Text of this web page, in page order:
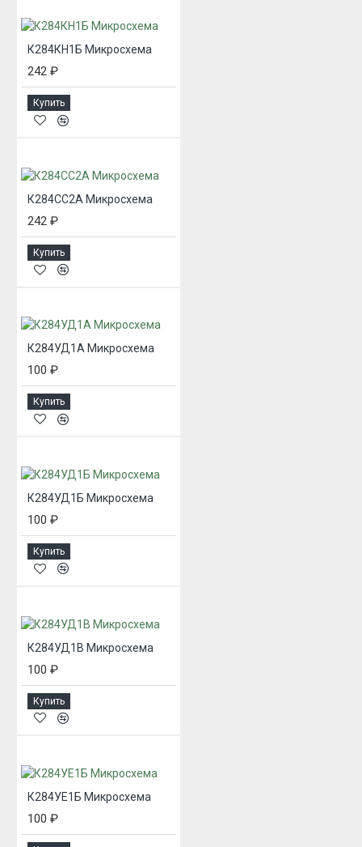
К284КН1Б Микросхема
242 ₽
Купить
К284СС2А Микросхема
242 ₽
Купить
К284УД1А Микросхема
100 ₽
Купить
К284УД1Б Микросхема
100 ₽
Купить
К284УД1В Микросхема
100 ₽
Купить
К284УЕ1Б Микросхема
100 ₽